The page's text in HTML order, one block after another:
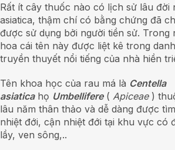
Rất ít cây thuốc nào có lịch sử lâu đời
asiatica, thậm chí có bằng chứng đã
được sử dụng bởi người tiền sử. Trong
hoa cái tên này được liệt kê trong
truyền thuyết nổi tiếng của nhà hiền
Tên khoa học của rau má là Centella
asiaticahọ Umbellifere( Apiceae)
lâu năm thân thảo và dễ dàng được
nhiệt đới, cận nhiệt đới tại khu vực có
lầy, ven sông,..